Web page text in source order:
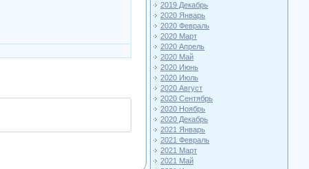
2019 Декабрь
2020 Январь
2020 Февраль
2020 Март
2020 Апрель
2020 Май
2020 Июнь
2020 Июль
2020 Август
2020 Сентябрь
2020 Ноябрь
2020 Декабрь
2021 Январь
2021 Февраль
2021 Март
2021 Май